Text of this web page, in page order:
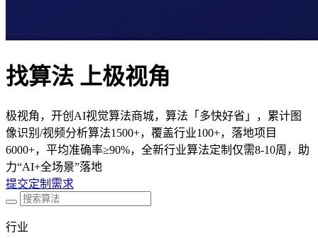
找算法 上极视角
极视角，开创AI视觉算法商城，算法「多快好省」，累计图
像识别/视频分析算法1500+，覆盖行业100+，落地项目
6000+，平均准确率≥90%，全新行业算法定制仅需8-10周，助
力“AI+全场景”落地
提交定制需求
行业